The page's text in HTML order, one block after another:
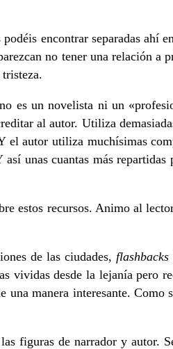
encontrar separadas ahí
no tener una relación a
es un novelista ni un
al autor. Utiliza
autor utiliza muchísimas
así unas cuantas más
estos recursos. Animo al
de las ciudades, flashbacks
vividas desde la lejanía pero
manera interesante. Como
figuras de narrador y autor.